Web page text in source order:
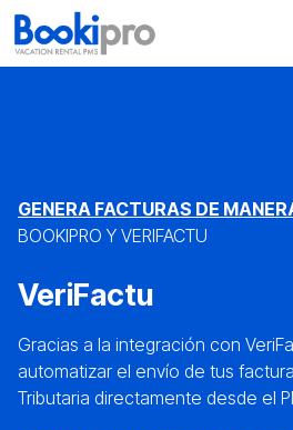
Main Navigation
GENERA FACTURAS DE
BOOKIPRO Y VERIFACTU
VeriFactu
Gracias a la integración con
automatizar el envío de tus
Tributaria directamente desde el